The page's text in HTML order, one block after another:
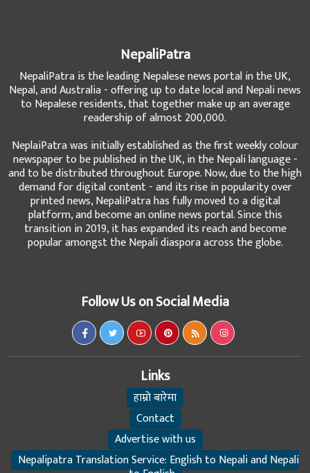
NepaliPatra
NepaliPatra is the leading Nepalese news portal in the UK,
Nepal, and Australia - offering up to date local and Nepali news
to Nepalese residents, that together make up an average
readership of almost 200,000.
NeplaiPatra was initially established as the first weekly colour
newspaper to be published in the UK, in the Nepali language -
and to be distributed throughout Europe. Now, due to the high
demand for digital content - and its rise in popularity over
printed news, NepaliPatra has fully moved to a digital
platform, and become an online news portal. Since this
transition in 2019, it has expanded its reach and become
popular amongst the Nepali diaspora across the globe.
Follow Us on Social Media
Links
हाम्रो बारेमा
Contact
Advertise with us
Nepalipatra Translation Service: English to Nepali and Nepali